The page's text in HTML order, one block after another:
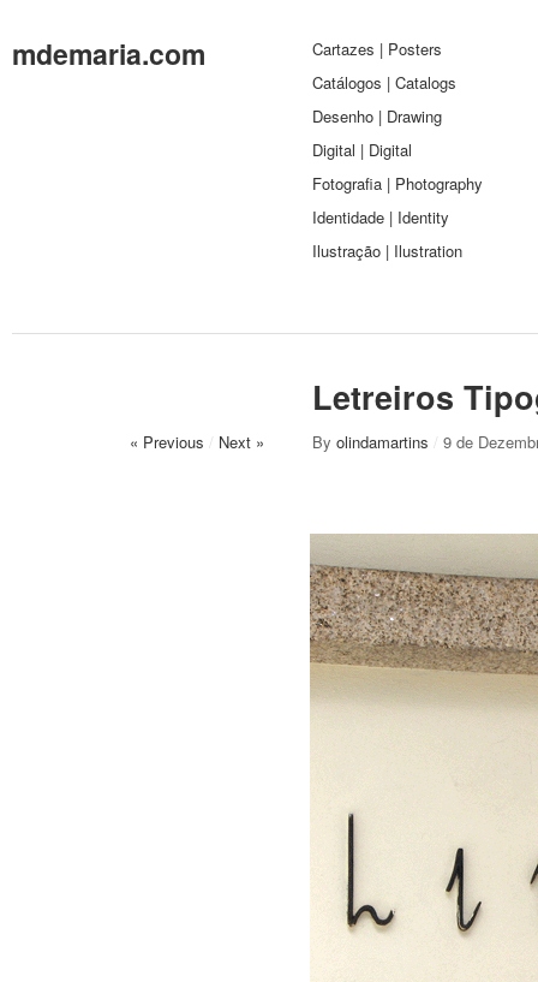
mdemaria.com
Cartazes | Posters
Catálogos | Catalogs
Desenho | Drawing
Digital | Digital
Fotografia | Photography
Identidade | Identity
Ilustração | Ilustration
Letreiros
« Previous / Next » By olindamartins / 9 de